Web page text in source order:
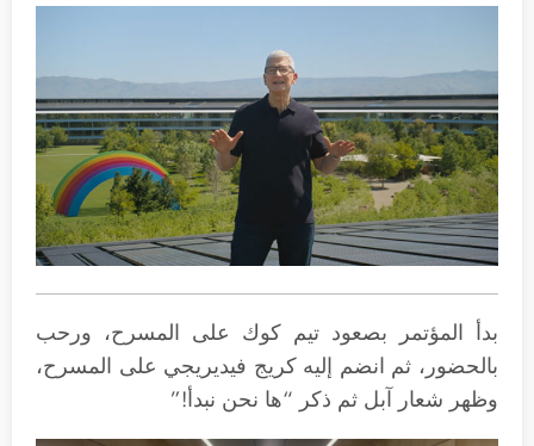
بدأ المؤتمر بصعود تيم كوك على المسرح، ورحب
بالحضور، ثم انضم إليه كريج فيديريجي على المسرح،
وظهر شعار آبل ثم ذكر “ها نحن نبدأ!”